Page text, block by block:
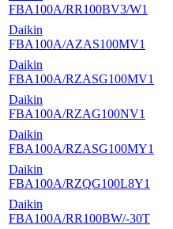
FBA100A/RR100BV3/W1
Daikin
FBA100A/AZAS100MV1
Daikin
FBA100A/RZASG100MV1
Daikin
FBA100A/RZAG100NV1
Daikin
FBA100A/RZASG100MY1
Daikin
FBA100A/RZQG100L8Y1
Daikin
FBA100A/RR100BW/-30T